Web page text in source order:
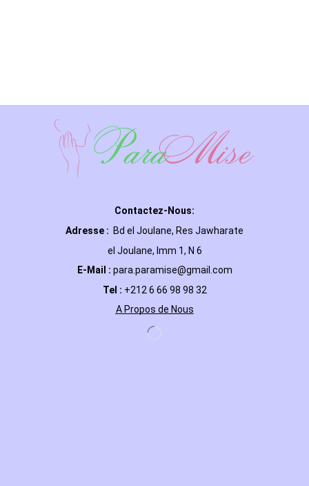
Contactez-Nous:
Adresse : Bd el Joulane, Res Jawharate
el Joulane, Imm 1, N 6
E-Mail : para.paramise@gmail.com
Tel : +212 6 66 98 98 32
A Propos de Nous